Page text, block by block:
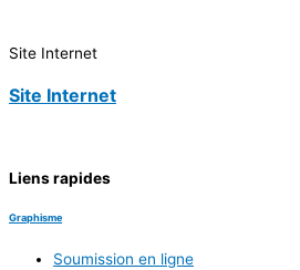
Site Internet
Site Internet
Liens rapides
Graphisme
Soumission en ligne